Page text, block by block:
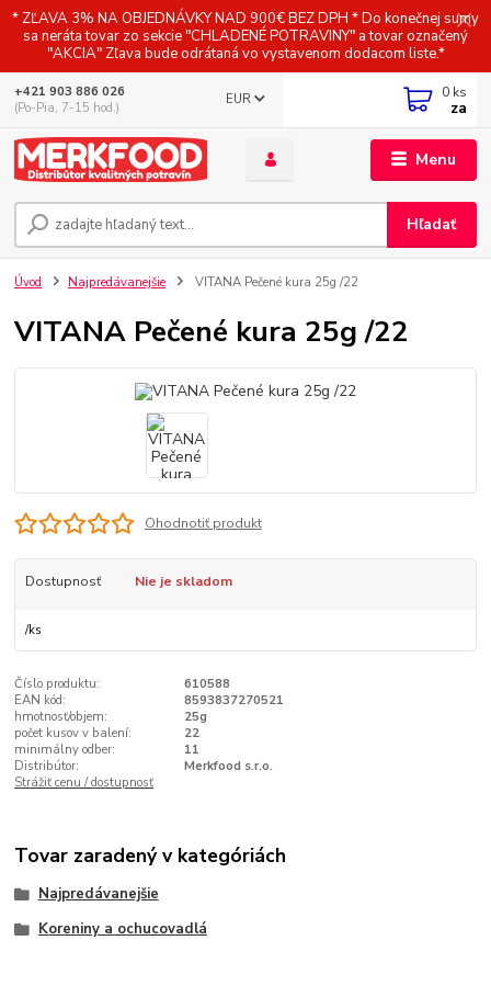
* ZĽAVA 3% NA OBJEDNÁVKY NAD 900€ BEZ DPH * Do konečnej sumy
sa neráta tovar zo sekcie "CHLADENÉ POTRAVINY" a tovar označený
"AKCIA" Zľava bude odrátaná vo vystavenom dodacom liste.*
Menu
EUR
Hľadať
+421 903 886 026
(Po-Pia, 7-15 hod.)
0 ks
za
Úvod Najpredávanejšie VITANA Pečené kura 25g /22
VITANA Pečené kura 25g /22
Ohodnotiť produkt
Dostupnosť Nie je skladom
/ks
Číslo produktu:
610588
EAN kód:
8593837270521
hmotnosť/objem:
25g
počet kusov v balení:
22
minimálny odber:
11
Distribútor:
Merkfood s.r.o.
Strážiť cenu / dostupnosť
Tovar zaradený v kategóriách
Najpredávanejšie
Koreniny a ochucovadlá